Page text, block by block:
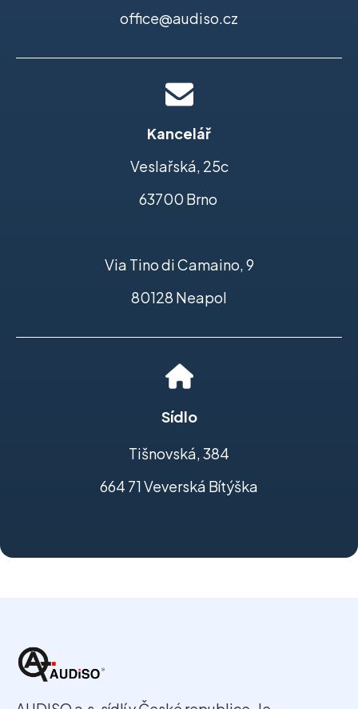
office@audiso.cz
Kancelář
Veslařská, 25c
63700 Brno
Via Tino di Camaino, 9
80128 Neapol
Sídlo
Tišnovská, 384
664 71 Veverská Bítýška